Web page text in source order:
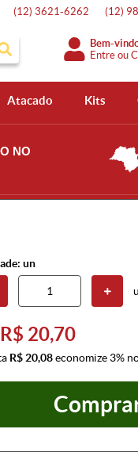
(12) 3621-6262 (12)
Bem-
Entre ou
Atacado Kits
NO
un
R$ 20,70
R$ 20,08economize 3%